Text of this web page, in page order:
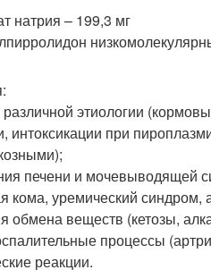
натрия – 199,3 мг
различной этиологии
интоксикации при
печени и мочевыводящей
кома, уремический синдром,
обмена веществ (кетозы,
процессы
реакции.